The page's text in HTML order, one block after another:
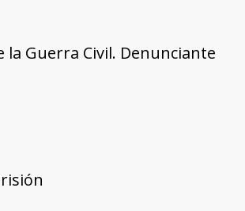
la Guerra Civil. Denunciante